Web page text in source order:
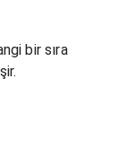
bir sıra